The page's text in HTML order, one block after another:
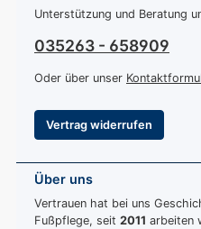
Unterstützung und Beratung
035263 - 658909
Oder über unser
Vertrag widerrufen
Über uns
Vertrauen hat bei uns
Fußpflege, seit 2011 arbeiten